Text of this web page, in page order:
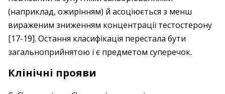
(наприклад, ожирінням) й асоціюється з менш
вираженим зниженням концентрації тестостерону
[17-19]. Остання класи­фікація перестала бути
загальноприйнятою і є предметом суперечок.
Клінічні прояви